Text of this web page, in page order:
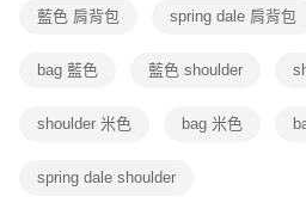
客戶支援中心」
https://
１．透過由恩沛科技股份有限公司提供之
權轉讓予恩沛科技股份有限公司。
３．未成年的使用者請事先徵得法定代理人
藍色 肩背包 spring dale 肩背包
bag 藍色 藍色 shoulder
shoulder 米色 bag 米色
spring dale shoulder